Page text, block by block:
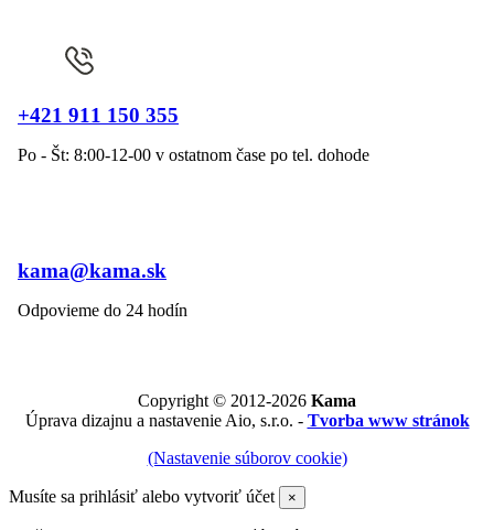
+421 911 150 355
Po - Št: 8:00-12-00 v ostatnom čase po tel. dohode
kama@kama.sk
Odpovieme do 24 hodín
Copyright © 2012-2026 Kama
Úprava dizajnu a nastavenie Aio, s.r.o. - Tvorba www stránok
(Nastavenie súborov cookie)
Musíte sa prihlásiť alebo vytvoriť účet ×